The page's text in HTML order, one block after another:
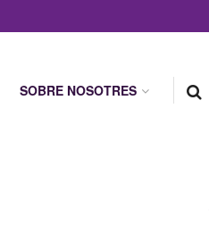
SOBRE NOSOTRES